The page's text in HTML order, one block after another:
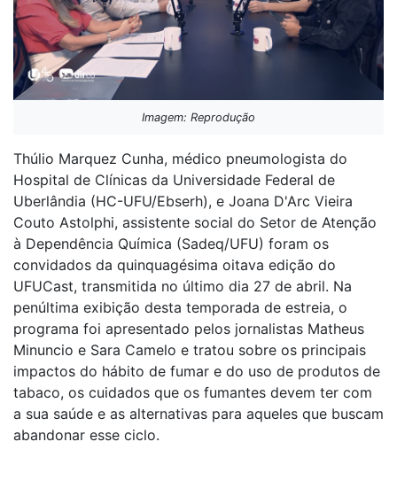
Imagem: Reprodução
Thúlio Marquez Cunha, médico pneumologista do
Hospital de Clínicas da Universidade Federal de
Uberlândia (HC-UFU/Ebserh), e Joana D'Arc Vieira
Couto Astolphi, assistente social do Setor de Atenção
à Dependência Química (Sadeq/UFU) foram os
convidados da quinquagésima oitava edição do
UFUCast, transmitida no último dia 27 de abril. Na
penúltima exibição desta temporada de estreia, o
programa foi apresentado pelos jornalistas Matheus
Minuncio e Sara Camelo e tratou sobre os principais
impactos do hábito de fumar e do uso de produtos de
tabaco, os cuidados que os fumantes devem ter com
a sua saúde e as alternativas para aqueles que buscam
abandonar esse ciclo.